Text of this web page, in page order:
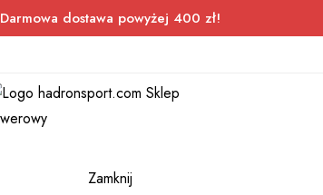
Darmowa dostawa powyżej 400 zł!
Zamknij